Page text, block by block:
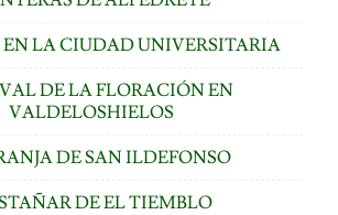
LA CIUDAD UNIVERSITARIA
DE LA FLORACIÓN EN
VALDELOSHIELOS
DE SAN ILDEFONSO
DE EL TIEMBLO